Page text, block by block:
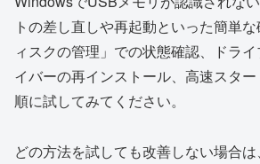
トの差し直しや再起動といった簡単
ィスクの管理」での状態確認、ドラ
イバーの再インストール、高速スタ
順に試してみてください。
どの方法を試しても改善しない場合